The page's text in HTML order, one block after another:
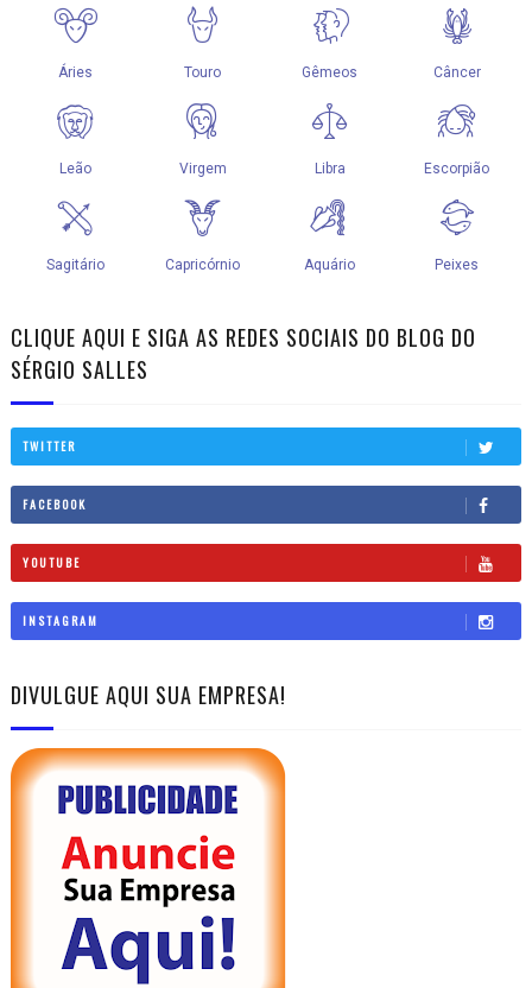
CLIQUE AQUI E SIGA AS REDES SOCIAIS DO BLOG DO
SÉRGIO SALLES
TWITTER
FACEBOOK
YOUTUBE
INSTAGRAM
DIVULGUE AQUI SUA EMPRESA!